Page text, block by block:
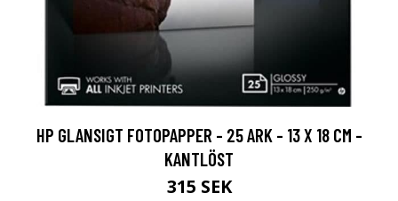
HP GLANSIGT FOTOPAPPER - 25 ARK - 13 X 18 CM -
KANTLÖST
315 SEK